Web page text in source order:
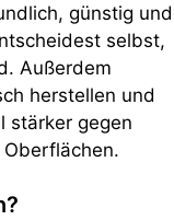
günstig und
selbst,
Außerdem
herstellen und
stärker gegen